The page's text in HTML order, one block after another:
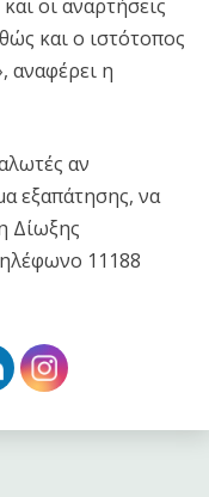
οι αναρτήσεις
και ο ιστότοπος
αναφέρει η
αν
εξαπάτησης, να
Δίωξης
11188